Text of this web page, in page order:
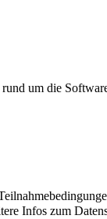
um die
Infos zum